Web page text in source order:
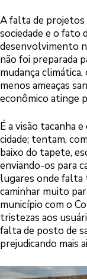
A falta de projetos
sociedade e o fato
desenvolvimento
não foi preparada
mudança
menos ameaças
econômico atinge
É a visão tacanha
cidade; tentam,
baixo do tapete,
enviando-os para
lugares onde falta
caminhar muito
município com o
tristezas aos
falta de posto de
prejudicando mais